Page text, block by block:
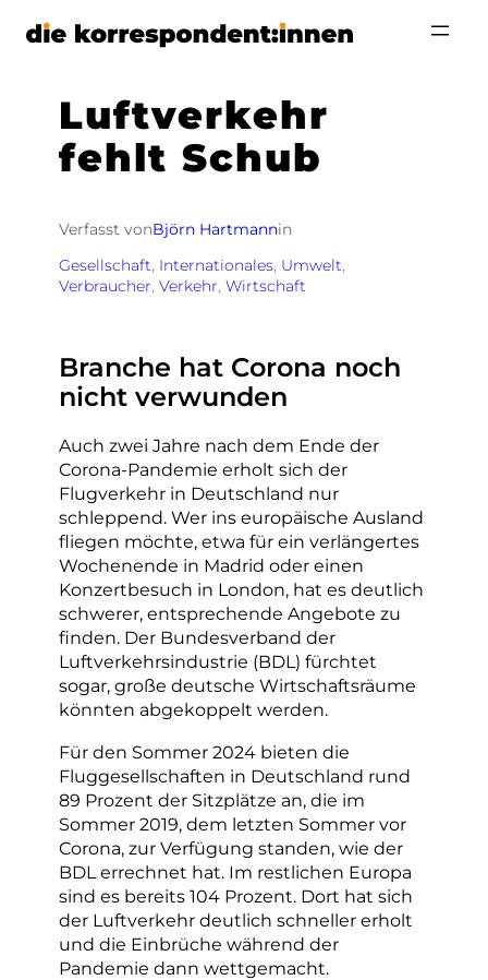
Zum
Luftverkehr
fehlt Schub
Verfasst vonBjörn Hartmannin
Gesellschaft, Internationales, Umwelt
Verbraucher, Verkehr, Wirtschaft
Branche hat Corona noch
nicht verwunden
Auch zwei Jahre nach dem Ende der
Corona-Pandemie erholt sich der
Flugverkehr in Deutschland nur
schleppend. Wer ins europäische Ausland
fliegen möchte, etwa für ein verlängertes
Wochenende in Madrid oder einen
Konzertbesuch in London, hat es deutlich
schwerer, entsprechende Angebote zu
finden. Der Bundesverband der
Luftverkehrsindustrie (BDL) fürchtet
sogar, große deutsche Wirtschaftsräume
könnten abgekoppelt werden.
Für den Sommer 2024 bieten die
Fluggesellschaften in Deutschland rund
89 Prozent der Sitzplätze an, die im
Sommer 2019, dem letzten Sommer vor
Corona, zur Verfügung standen, wie der
BDL errechnet hat. Im restlichen Europa
sind es bereits 104 Prozent. Dort hat sich
der Luftverkehr deutlich schneller erholt
und die Einbrüche während der
Pandemie dann wettgemacht.